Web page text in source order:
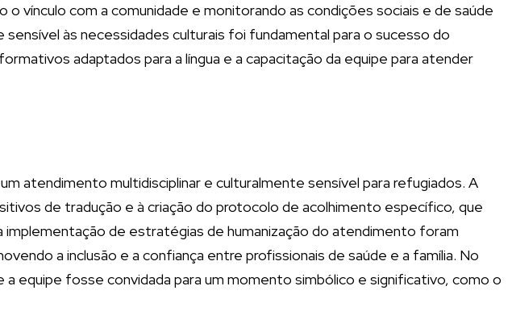
vínculo com a comunidade e monitorando as condições sociais e de saúde
às necessidades culturais foi fundamental para o sucesso do
adaptados para a língua e a capacitação da equipe para atender
atendimento multidisciplinar e culturalmente sensível para refugiados. A
de tradução e à criação do protocolo de acolhimento específico, que
de estratégias de humanização do atendimento foram
a inclusão e a confiança entre profissionais de saúde e a família. No
equipe fosse convidada para um momento simbólico e significativo, como o